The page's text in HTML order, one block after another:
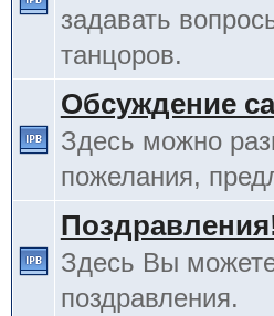
задавать
танцоров.
Обсуждение
Здесь можно
пожелания,
Здесь Вы
поздравления.